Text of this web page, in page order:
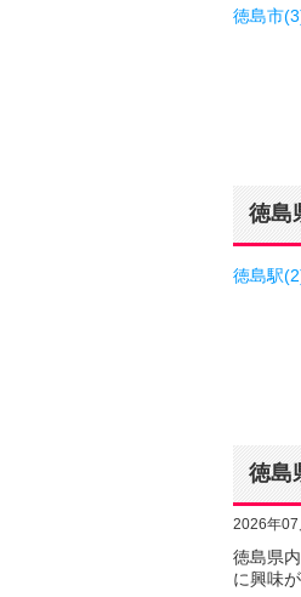
徳島市
徳島
徳島駅
徳島
2026年
徳島県
に興味